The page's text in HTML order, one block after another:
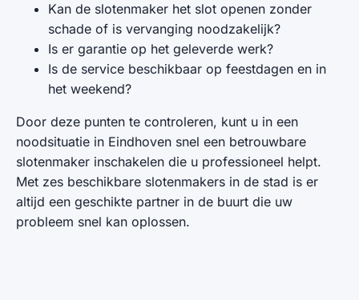
Kan de slotenmaker het slot openen zonder
schade of is vervanging noodzakelijk?
Is er garantie op het geleverde werk?
Is de service beschikbaar op feestdagen en in
het weekend?
Door deze punten te controleren, kunt u in een
noodsituatie in Eindhoven snel een betrouwbare
slotenmaker inschakelen die u professioneel helpt.
Met zes beschikbare slotenmakers in de stad is er
altijd een geschikte partner in de buurt die uw
probleem snel kan oplossen.